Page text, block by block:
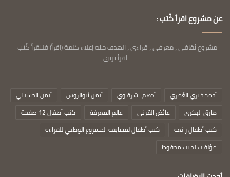
عن مشروع اقرأ كُتب :
مشروع ثقافي ، معرفي ، قراءي ، الهدف منه إعلاء كلمة (اقرأ) فلنقرأ كُتب -
اقرأ ترتق
أحمد خيري العُمري أدهم_شرقاوي أيمن أبوالروس
أيمن الحسيني
طارق البكري
عائض القرني عالم المعرفة
كتب أطفال 12 صفحة
كتب أطفال رائعة
كتب أطفال لمسابقة المشروع الوطني للقراءة
مؤلفات نجيب محفوظ